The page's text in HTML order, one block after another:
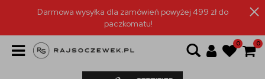
Darmowa wysyłka dla zamówień powyżej 499 zł do
paczkomatu!
0 0